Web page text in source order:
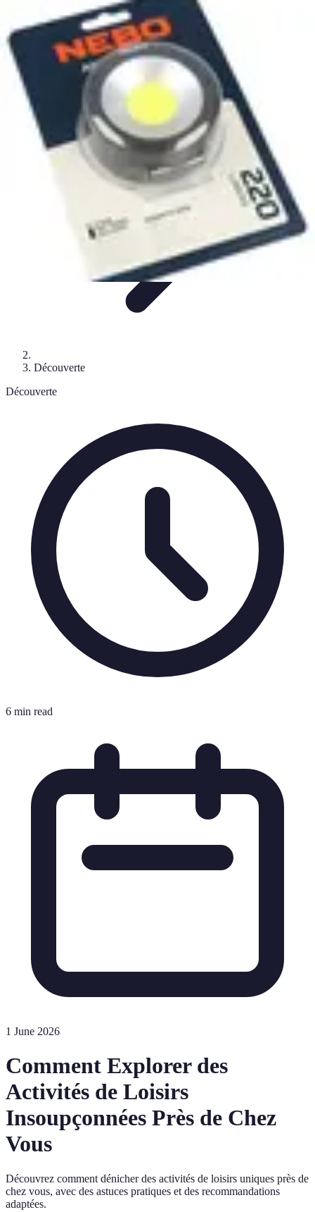
Leisure Guide Online
DécouverteLoisirs CréatifsConseils pratiques Guides et
conseils
Leisure Tips
Leisure Guide Online
Découverte
Découverte
6 min read
1 June 2026
Comment Explorer des
Activités de Loisirs
Insoupçonnées Près de Chez
Vous
Découvrez comment dénicher des activités de loisirs uniques près de
chez vous, avec des astuces pratiques et des recommandations
adaptées.